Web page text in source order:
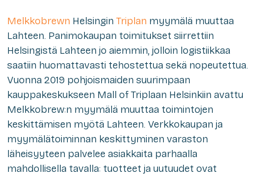
Melkkobrewn Helsingin Triplan myymälä muuttaa
Lahteen. Panimokaupan toimitukset siirrettiin
Helsingistä Lahteen jo aiemmin, jolloin logistiikkaa
saatiin huomattavasti tehostettua sekä nopeutettua.
Vuonna 2019 pohjoismaiden suurimpaan
kauppakeskukseen Mall of Triplaan Helsinkiin avattu
Melkkobrew:n myymälä muuttaa toimintojen
keskittämisen myötä Lahteen. Verkkokaupan ja
myymälätoiminnan keskittyminen varaston
läheisyyteen palvelee asiakkaita parhaalla
mahdollisella tavalla: tuotteet ja uutuudet ovat